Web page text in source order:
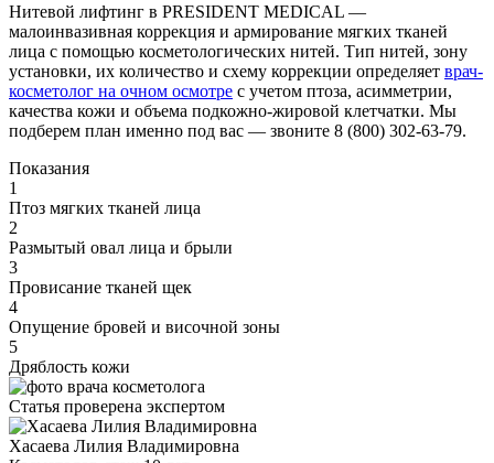
Нитевой лифтинг в PRESIDENT MEDICAL —
малоинвазивная коррекция и армирование мягких тканей
лица с помощью косметологических нитей. Тип нитей, зону
установки, их количество и схему коррекции определяет врач-
косметолог на очном осмотре с учетом птоза, асимметрии,
качества кожи и объема подкожно-жировой клетчатки. Мы
подберем план именно под вас — звоните 8 (800) 302-63-79.
Показания
1
Птоз мягких тканей лица
2
Размытый овал лица и брыли
3
Провисание тканей щек
4
Опущение бровей и височной зоны
5
Дряблость кожи
Статья проверена экспертом
Хасаева Лилия Владимировна